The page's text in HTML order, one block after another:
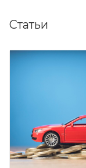
Статьи